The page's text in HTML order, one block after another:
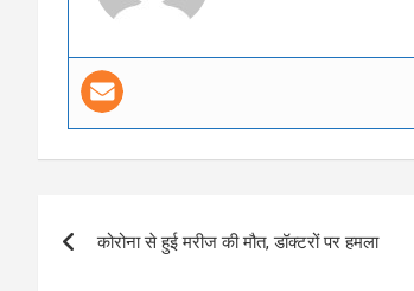
navigation
कोरोना से हुई मरीज की मौत, डॉक्टरों पर हमला